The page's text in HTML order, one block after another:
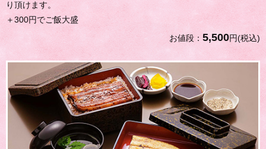
り頂けます。
＋300円でご飯大盛
お値段： 5,500円(税込)